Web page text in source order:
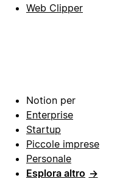
Web Clipper
Notion per
Enterprise
Startup
Piccole imprese
Personale
Esplora altro →